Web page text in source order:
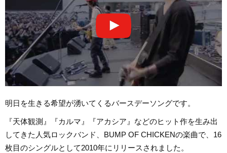
明日を生きる希望が湧いてくるバースデーソングです。
『天体観測』『カルマ』『アカシア』などのヒット作を生み出
してきた人気ロックバンド、BUMP OF CHICKENの楽曲で、16
枚目のシングルとして2010年にリリースされました。